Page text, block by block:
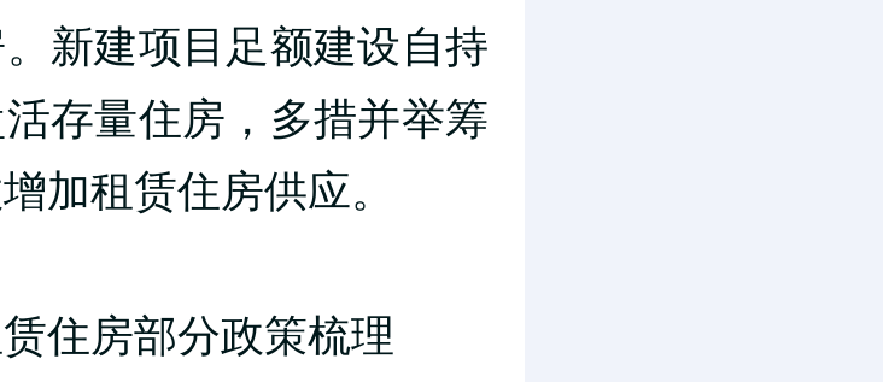
新建项目足额建设自持
存量住房，多措并举筹
加租赁住房供应。
住房部分政策梳理